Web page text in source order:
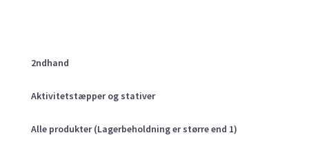
2ndhand
Aktivitetstæpper og stativer
Alle produkter (Lagerbeholdning er større end 1)